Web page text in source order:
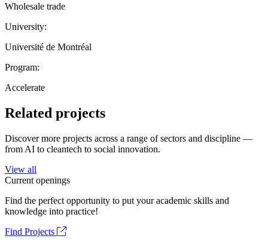
Wholesale trade
University:
Université de Montréal
Program:
Accelerate
Related projects
Discover more projects across a range of sectors and discipline —
from AI to cleantech to social innovation.
View all
Current openings
Find the perfect opportunity to put your academic skills and
knowledge into practice!
Find Projects